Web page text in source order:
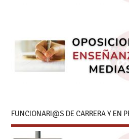
FUNCIONARI@S DE CARRERA Y EN